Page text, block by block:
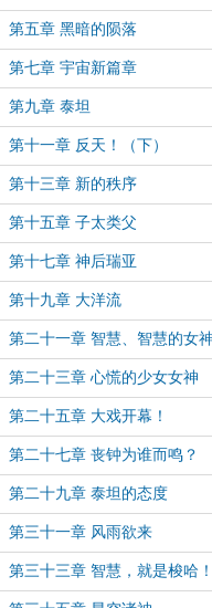
第五章 黑暗的陨落
第七章 宇宙新篇章
第九章 泰坦
第十一章 反天！（下）
第十三章 新的秩序
第十五章 子太类父
第十七章 神后瑞亚
第十九章 大洋流
第二十一章 智慧、智慧的女神
第二十三章 心慌的少女女神
第二十五章 大戏开幕！
第二十七章 丧钟为谁而鸣？
第二十九章 泰坦的态度
第三十一章 风雨欲来
第三十三章 智慧，就是梭哈！